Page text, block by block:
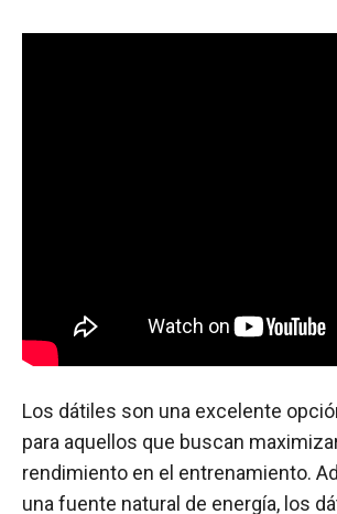
Los dátiles son una excelente
para aquellos que buscan
rendimiento en el entrenamiento.
una fuente natural de energía, los